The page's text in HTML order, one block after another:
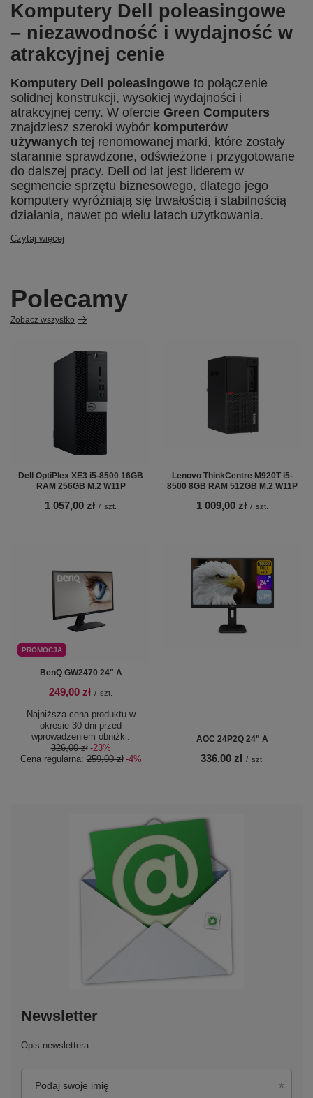
Komputery Dell poleasingowe
– niezawodność i wydajność w
atrakcyjnej cenie
Komputery Dell poleasingowe to połączenie
solidnej konstrukcji, wysokiej wydajności i
atrakcyjnej ceny. W ofercie Green Computers
znajdziesz szeroki wybór komputerów
używanych tej renomowanej marki, które zostały
starannie sprawdzone, odświeżone i przygotowane
do dalszej pracy. Dell od lat jest liderem w
segmencie sprzętu biznesowego, dlatego jego
komputery wyróżniają się trwałością i stabilnością
działania, nawet po wielu latach użytkowania.
Czytaj więcej
Polecamy
Zobacz wszystko
Dell OptiPlex XE3 i5-8500 16GB
RAM 256GB M.2 W11P
1 057,00 zł / szt.
Lenovo ThinkCentre M920T i5-
8500 8GB RAM 512GB M.2 W11P
1 009,00 zł / szt.
PROMOCJA
BenQ GW2470 24" A
249,00 zł / szt.
Najniższa cena produktu w
okresie 30 dni przed
wprowadzeniem obniżki:
326,00 zł -23%
Cena regularna:259,00 zł -4%
AOC 24P2Q 24" A
336,00 zł / szt.
Newsletter
Opis newslettera
Podaj swoje imię